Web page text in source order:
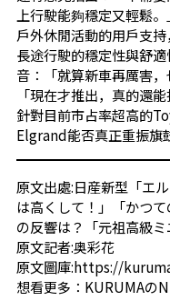
上行駛能夠穩定又輕鬆
戶外休閒活動的用戶支
長途行駛的穩定性與舒
音：「就算新車再厲害
「現在才推出，真的還
針對目前市占率超高的
Elgrand能否真正重振旗
原文出處:日産新型「エ
は高くして！」「かつ
の反響は？「元祖高級
原文記者:奥彩花
原文圖庫:https://
想看更多： KURUMAの